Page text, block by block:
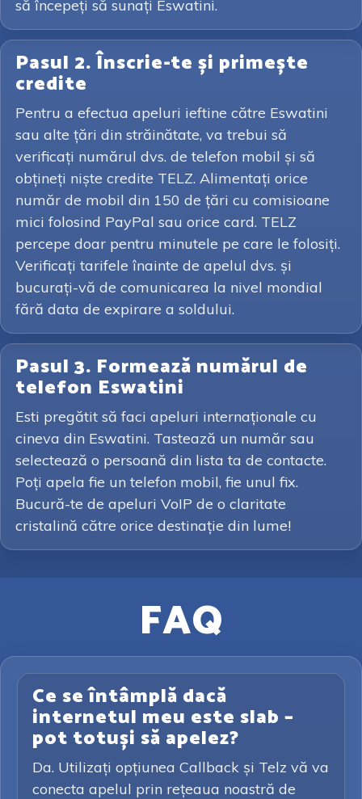
să începeți să sunați Eswatini.
Pasul 2. Înscrie-te și primește
credite
Pentru a efectua apeluri ieftine către Eswatini
sau alte țări din străinătate, va trebui să
verificați numărul dvs. de telefon mobil și să
obțineți niște credite TELZ. Alimentați orice
număr de mobil din 150 de țări cu comisioane
mici folosind PayPal sau orice card. TELZ
percepe doar pentru minutele pe care le folosiți.
Verificați tarifele înainte de apelul dvs. și
bucurați-vă de comunicarea la nivel mondial
fără data de expirare a soldului.
Pasul 3. Formează numărul de
telefon Eswatini
Esti pregătit să faci apeluri internaționale cu
cineva din Eswatini. Tastează un număr sau
selectează o persoană din lista ta de contacte.
Poți apela fie un telefon mobil, fie unul fix.
Bucură-te de apeluri VoIP de o claritate
cristalină către orice destinație din lume!
FAQ
Ce se întâmplă dacă
internetul meu este slab –
pot totuși să apelez?
Da. Utilizați opțiunea Callback și Telz vă va
conecta apelul prin rețeaua noastră de